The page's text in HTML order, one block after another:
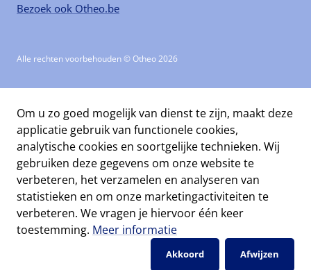
Bezoek ook Otheo.be
Alle rechten voorbehouden © Otheo 2026
Om u zo goed mogelijk van dienst te zijn, maakt deze
applicatie gebruik van functionele cookies,
analytische cookies en soortgelijke technieken. Wij
gebruiken deze gegevens om onze website te
verbeteren, het verzamelen en analyseren van
statistieken en om onze marketingactiviteiten te
verbeteren. We vragen je hiervoor één keer
toestemming. Meer informatie
Akkoord Afwijzen